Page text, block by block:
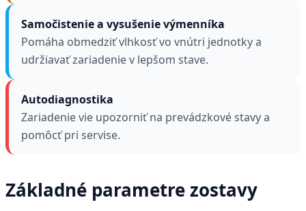
Samočistenie a vysušenie výmenníka
Pomáha obmedziť vlhkosť vo vnútri jednotky a
udržiavať zariadenie v lepšom stave.
Autodiagnostika
Zariadenie vie upozorniť na prevádzkové stavy a
pomôcť pri servise.
Základné parametre zostavy